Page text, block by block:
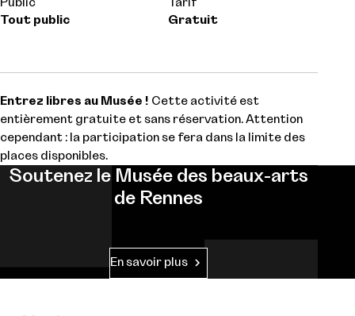
Public
Tout public
Tarif
Gratuit
Entrez libres au Musée ! Cette activité est
entièrement gratuite et sans réservation. Attention
cependant : la participation se fera dans la limite des
places disponibles.
Soutenez le Musée des beaux-arts
de Rennes
En savoir plus